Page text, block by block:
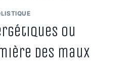
ou
des maux